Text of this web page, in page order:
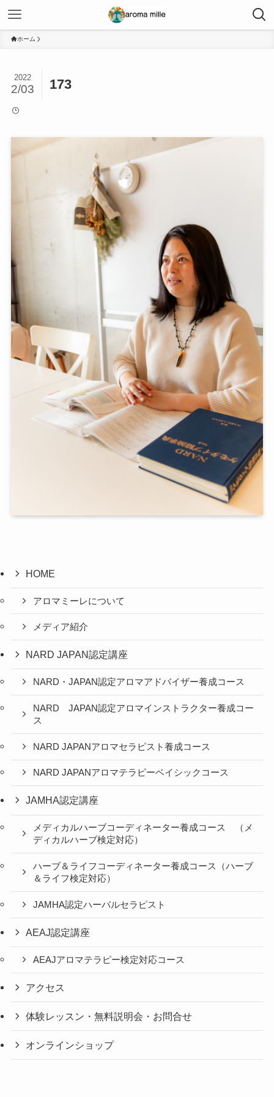
ホーム
173
2022
2/03
HOME
アロマミーレについて
メディア紹介
NARD JAPAN認定講座
NARD・JAPAN認定アロマアドバイザー養成コース
NARD JAPAN認定アロマインストラクター養成コー
ス
NARD JAPANアロマセラピスト養成コース
NARD JAPANアロマテラピーベイシックコース
JAMHA認定講座
メディカルハーブコーディネーター養成コース （メ
ディカルハーブ検定対応）
ハーブ＆ライフコーディネーター養成コース（ハーブ
＆ライフ検定対応）
JAMHA認定ハーバルセラピスト
AEAJ認定講座
AEAJアロマテラピー検定対応コース
アクセス
体験レッスン・無料説明会・お問合せ
オンラインショップ